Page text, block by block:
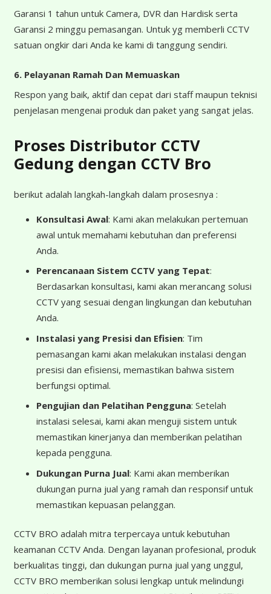
Garansi 1 tahun untuk Camera, DVR dan Hardisk serta
Garansi 2 minggu pemasangan. Untuk yg memberli CCTV
satuan ongkir dari Anda ke kami di tanggung sendiri.
6. Pelayanan Ramah Dan Memuaskan
Respon yang baik, aktif dan cepat dari staff maupun teknisi
penjelasan mengenai produk dan paket yang sangat jelas.
Proses Distributor CCTV
Gedung dengan CCTV Bro
berikut adalah langkah-langkah dalam prosesnya :
Konsultasi Awal: Kami akan melakukan pertemuan
awal untuk memahami kebutuhan dan preferensi
Anda.
Perencanaan Sistem CCTV yang Tepat:
Berdasarkan konsultasi, kami akan merancang solusi
CCTV yang sesuai dengan lingkungan dan kebutuhan
Anda.
Instalasi yang Presisi dan Efisien: Tim
pemasangan kami akan melakukan instalasi dengan
presisi dan efisiensi, memastikan bahwa sistem
berfungsi optimal.
Pengujian dan Pelatihan Pengguna: Setelah
instalasi selesai, kami akan menguji sistem untuk
memastikan kinerjanya dan memberikan pelatihan
kepada pengguna.
Dukungan Purna Jual: Kami akan memberikan
dukungan purna jual yang ramah dan responsif untuk
memastikan kepuasan pelanggan.
CCTV BRO adalah mitra terpercaya untuk kebutuhan
keamanan CCTV Anda. Dengan layanan profesional, produk
berkualitas tinggi, dan dukungan purna jual yang unggul,
CCTV BRO memberikan solusi lengkap untuk melindungi